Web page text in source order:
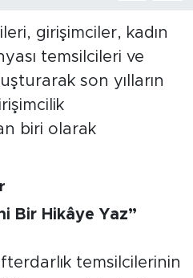
girişimciler, kadın
temsilcileri ve
son yılların
biri olarak
Bir Hikâye Yaz”
temsilcilerinin